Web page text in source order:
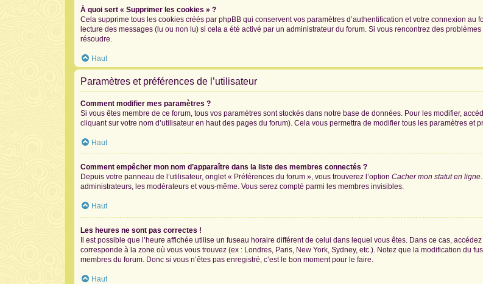
À quoi sert « Supprimer les cookies » ?
Cela supprime tous les cookies créés par phpBB qui conservent vos paramètres d’authentification et votre connexion
lecture des messages (lu ou non lu) si cela a été activé par un administrateur du forum. Si vous rencontrez des
résoudre.
Haut
Paramètres et préférences de l’utilisateur
Comment modifier mes paramètres ?
Si vous êtes membre de ce forum, tous vos paramètres sont stockés dans notre base de données. Pour les modifier,
cliquant sur votre nom d’utilisateur en haut des pages du forum). Cela vous permettra de modifier tous les paramètres et
Haut
Comment empêcher mon nom d’apparaître dans la liste des membres connectés ?
Depuis votre panneau de l’utilisateur, onglet « Préférences du forum », vous trouverez l’option Cacher mon statut en ligne
administrateurs, les modérateurs et vous-même. Vous serez compté parmi les membres invisibles.
Haut
Les heures ne sont pas correctes !
Il est possible que l’heure affichée utilise un fuseau horaire différent de celui dans lequel vous êtes. Dans ce cas, accédez
corresponde à la zone où vous vous trouvez (ex : Londres, Paris, New York, Sydney, etc.). Notez que la modification du
membres du forum. Donc si vous n’êtes pas enregistré, c’est le bon moment pour le faire.
Haut